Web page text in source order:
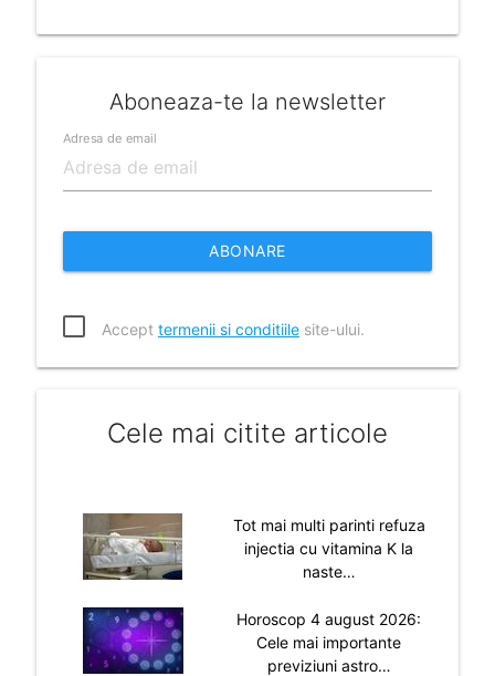
Aboneaza-te la newsletter
Adresa de email
ABONARE
Accept termenii si conditiilesite-ului.
Cele mai citite articole
Tot mai multi parinti refuza
injectia cu vitamina K la
naste…
Horoscop 4 august 2026:
Cele mai importante
previziuni astro…